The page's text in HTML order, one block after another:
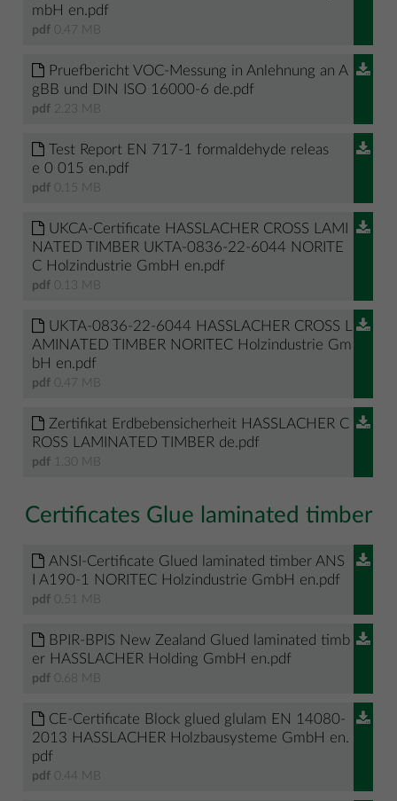
mbH en.pdf
pdf 0.47 MB
Pruefbericht VOC-Messung in Anlehnung an A
gBB und DIN ISO 16000-6 de.pdf
pdf 2.23 MB
Test Report EN 717-1 formaldehyde releas
e 0 015 en.pdf
pdf 0.15 MB
UKCA-Certificate HASSLACHER CROSS LAMI
NATED TIMBER UKTA-0836-22-6044 NORITE
C Holzindustrie GmbH en.pdf
pdf 0.13 MB
UKTA-0836-22-6044 HASSLACHER CROSS L
AMINATED TIMBER NORITEC Holzindustrie Gm
bH en.pdf
pdf 0.47 MB
Zertifikat Erdbebensicherheit HASSLACHER C
ROSS LAMINATED TIMBER de.pdf
pdf 1.30 MB
Certificates Glue laminated timber
ANSI-Certificate Glued laminated timber ANS
I A190-1 NORITEC Holzindustrie GmbH en.pdf
pdf 0.51 MB
BPIR-BPIS New Zealand Glued laminated timb
er HASSLACHER Holding GmbH en.pdf
pdf 0.68 MB
CE-Certificate Block glued glulam EN 14080-
2013 HASSLACHER Holzbausysteme GmbH en.
pdf
pdf 0.44 MB